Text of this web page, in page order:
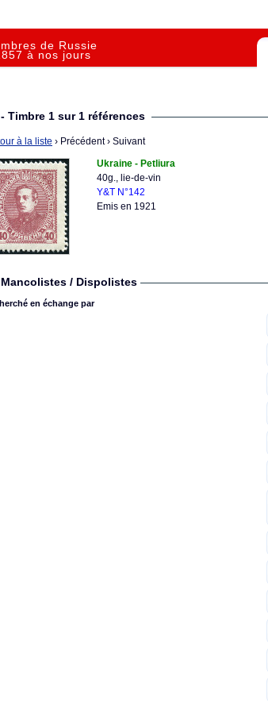
de Russie
à nos jours
- Timbre 1 sur 1 références
à la liste › Précédent› Suivant
Ukraine - Petliura
40g., lie-de-vin
Y&T N°142
Emis en 1921
Mancolistes / Dispolistes
en échange par